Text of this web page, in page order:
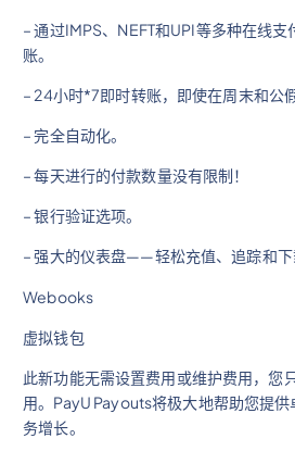
– 通过IMPS、NEFT和UPI等多种在线
账。
– 24小时*7即时转账，即使在周末和公
– 完全自动化。
– 每天进行的付款数量没有限制！
– 银行验证选项。
– 强大的仪表盘——轻松充值、追踪和下
Webooks
虚拟钱包
此新功能无需设置费用或维护费用，您
用。PayU Payouts将极大地帮助您提
务增长。